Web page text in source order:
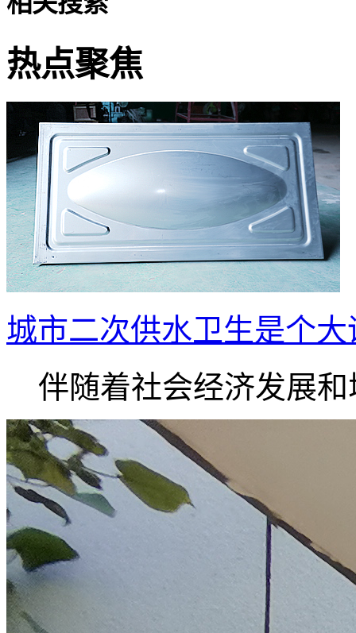
热点聚焦
城市二次供水卫生是个大
伴随着社会经济发展和